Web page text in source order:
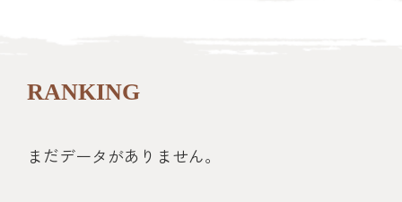
RANKING
まだデータがありません。